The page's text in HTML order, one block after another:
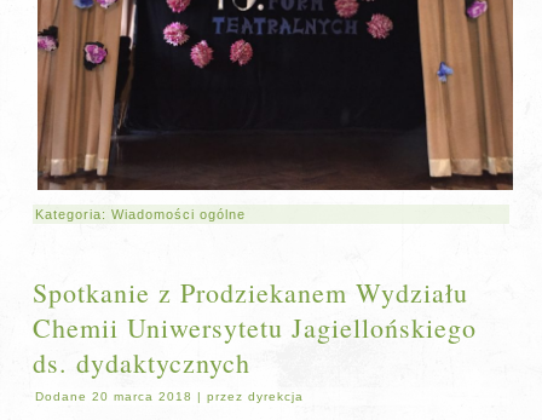
Kategoria:Wiadomości ogólne
Spotkanie z Prodziekanem Wydziału
Chemii Uniwersytetu Jagiellońskiego
ds. dydaktycznych
Dodane 20 marca 2018 |przez dyrekcja